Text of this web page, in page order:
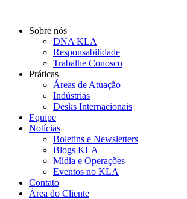
Sobre nós
DNA KLA
Responsabilidade
Trabalhe Conosco
Práticas
Áreas de Atuação
Indústrias
Desks Internacionais
Equipe
Notícias
Boletins e Newsletters
Blogs KLA
Mídia e Operações
Eventos no KLA
Contato
Área do Cliente